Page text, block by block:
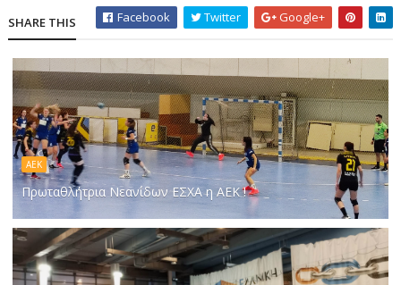
SHARE THIS Facebook Twitter Google+
ΑΕΚ
Πρωταθλήτρια Νεανίδων ΕΣΧΑ η ΑΕΚ !